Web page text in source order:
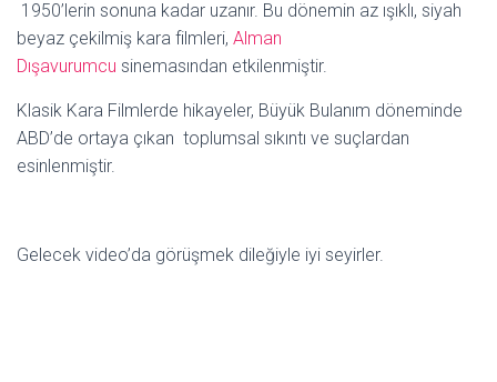
1950’lerin sonuna kadar uzanır. Bu dönemin az ışıklı, siyah
beyaz çekilmiş kara filmleri, Alman
Dışavurumcu sinemasından etkilenmiştir.
Klasik Kara Filmlerde hikayeler, Büyük Bulanım döneminde
ABD’de ortaya çıkan toplumsal sıkıntı ve suçlardan
esinlenmiştir.
Gelecek video’da görüşmek dileğiyle iyi seyirler.